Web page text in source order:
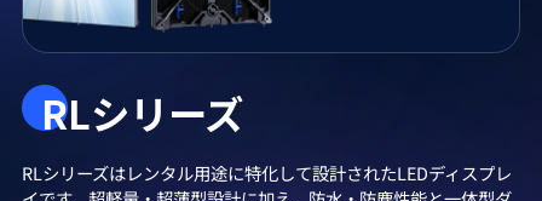
RLシリーズ
RLシリーズはレンタル用途に特化して設計されたLEDディスプレ